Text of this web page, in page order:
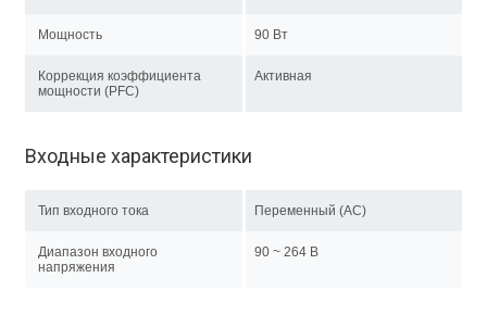
Мощность 90 Вт
Коррекция коэффициента
мощности (PFC)
Активная
Входные характеристики
Тип входного тока Переменный (AC)
Диапазон входного
напряжения
90 ~ 264 В